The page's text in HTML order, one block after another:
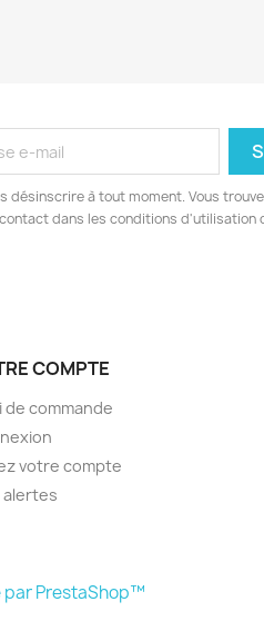
désinscrire à tout moment. Vous
dans les conditions d'utilisation
COMPTE
de commande
votre compte
alertes
PrestaShop™